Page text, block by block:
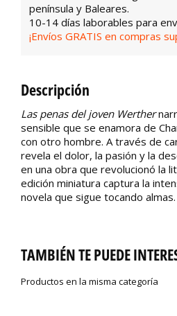
península y Baleares.
10-14 días laborables para
¡Envíos GRATIS en compras
Descripción
Las penas del joven Werther
sensible que se enamora de
con otro hombre. A través de
revela el dolor, la pasión y la
en una obra que revolucionó la
edición miniatura captura la
novela que sigue tocando almas.
TAMBIÉN TE PUEDE
Productos en la misma categoría